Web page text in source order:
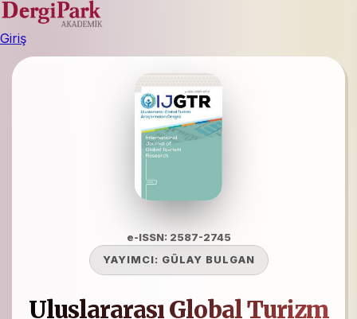
Giriş
e-ISSN: 2587-2745
YAYIMCI: GÜLAY BULGAN
Uluslararası Global Turizm